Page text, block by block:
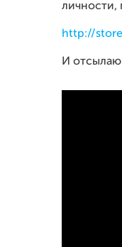
личности,
http://
И отсылаю